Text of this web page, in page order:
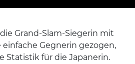
Grand-Slam-Siegerin mit
einfache Gegnerin gezogen,
Statistik für die Japanerin.